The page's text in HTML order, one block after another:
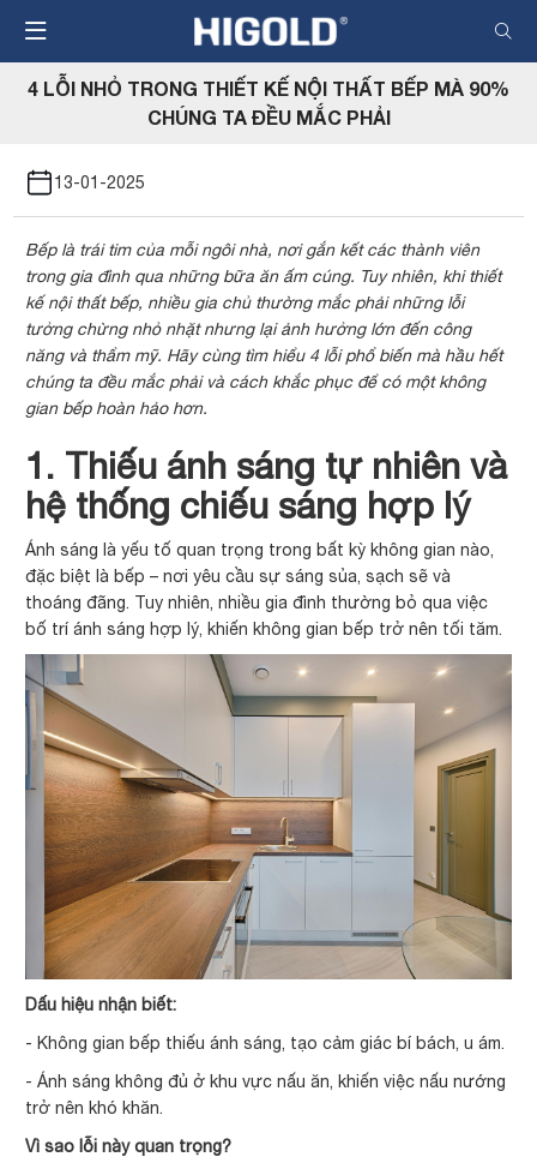
đến
nội
dung4 LỖI NHỎ TRONG THIẾT KẾ NỘI THẤT BẾP MÀ 90%
CHÚNG TA ĐỀU MẮC PHẢI
13-01-2025
Bếp là trái tim của mỗi ngôi nhà, nơi gắn kết các thành viên
trong gia đình qua những bữa ăn ấm cúng. Tuy nhiên, khi thiết
kế nội thất bếp, nhiều gia chủ thường mắc phải những lỗi
tưởng chừng nhỏ nhặt nhưng lại ảnh hưởng lớn đến công
năng và thẩm mỹ. Hãy cùng tìm hiểu 4 lỗi phổ biến mà hầu hết
chúng ta đều mắc phải và cách khắc phục để có một không
gian bếp hoàn hảo hơn.
1. Thiếu ánh sáng tự nhiên và
hệ thống chiếu sáng hợp lý
Ánh sáng là yếu tố quan trọng trong bất kỳ không gian nào,
đặc biệt là bếp – nơi yêu cầu sự sáng sủa, sạch sẽ và
thoáng đãng. Tuy nhiên, nhiều gia đình thường bỏ qua việc
bố trí ánh sáng hợp lý, khiến không gian bếp trở nên tối tăm.
Dấu hiệu nhận biết:
- Không gian bếp thiếu ánh sáng, tạo cảm giác bí bách, u ám.
- Ánh sáng không đủ ở khu vực nấu ăn, khiến việc nấu nướng
trở nên khó khăn.
Vì sao lỗi này quan trọng?